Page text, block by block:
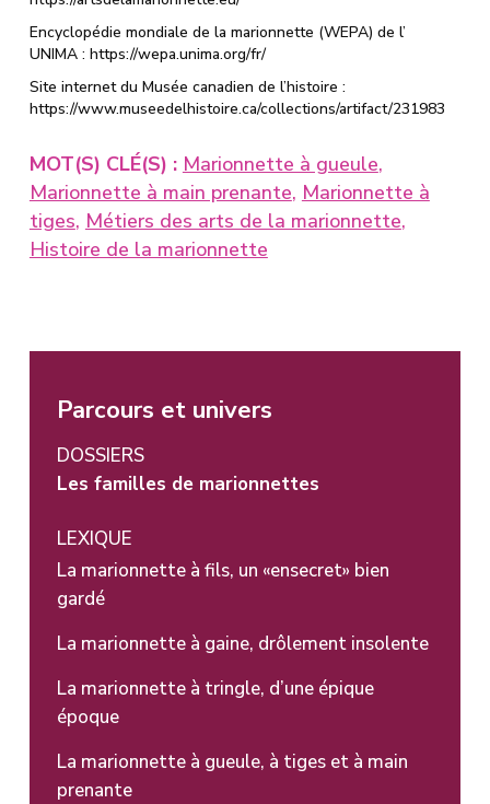
Encyclopédie mondiale de la marionnette (WEPA) de l’
UNIMA : https://wepa.unima.org/fr/
Site internet du Musée canadien de l’histoire :
https://www.museedelhistoire.ca/collections/artifact/231983
MOT(S) CLÉ(S) : Marionnette à gueule,
Marionnette à main prenante, Marionnette à
tiges, Métiers des arts de la marionnette,
Histoire de la marionnette
Parcours et univers
DOSSIERS
Les familles de marionnettes
LEXIQUE
La marionnette à fils, un «ensecret» bien
gardé
La marionnette à gaine, drôlement insolente
La marionnette à tringle, d’une épique
époque
La marionnette à gueule, à tiges et à main
prenante